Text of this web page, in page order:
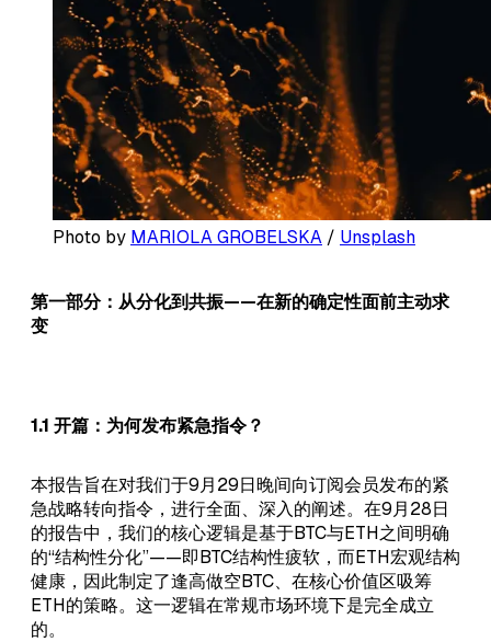
Photo by MARIOLA GROBELSKA / Unsplash
第一部分：从分化到共振——在新的确定性面前主动求
变
1.1 开篇：为何发布紧急指令？
本报告旨在对我们于9月29日晚间向订阅会员发布的紧
急战略转向指令，进行全面、深入的阐述。在9月28日
的报告中，我们的核心逻辑是基于BTC与ETH之间明确
的“结构性分化”——即BTC结构性疲软，而ETH宏观结构
健康，因此制定了逢高做空BTC、在核心价值区吸筹
ETH的策略。这一逻辑在常规市场环境下是完全成立
的。